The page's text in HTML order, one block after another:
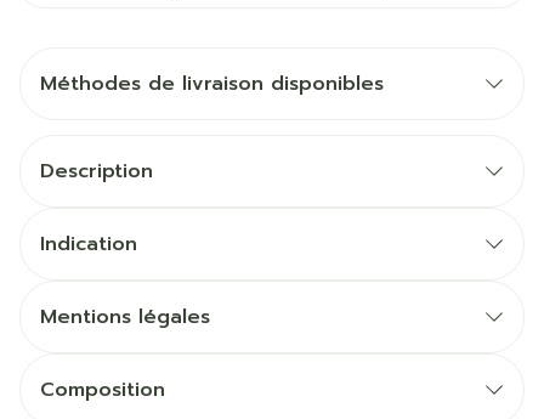
Méthodes de livraison disponibles
Description
Indication
Mentions légales
Composition